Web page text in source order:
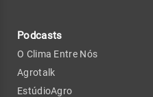
Podcasts
O Clima Entre Nós
Agrotalk
EstúdioAgro